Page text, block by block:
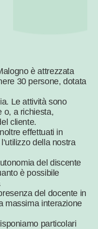
è attrezzata
30 persone, dotata
Le attività sono
o, a richiesta,
cliente.
effettuati in
della nostra
del discente
è possibile
del docente in
massima interazione
particolari